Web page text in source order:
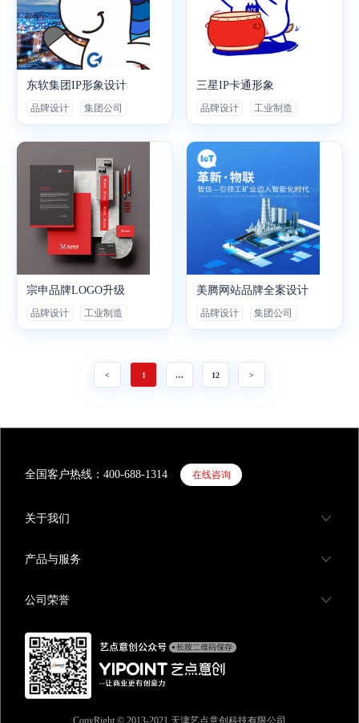
东软集团IP形象设计
品牌设计 集团公司
三星IP卡通形象
品牌设计 工业制造
宗申品牌LOGO升级
品牌设计 工业制造
美腾网站品牌全案设计
品牌设计 集团公司
< 1 … 12 >
全国客户热线：400-688-1314 在线咨询
关于我们
产品与服务
公司荣誉
CopyRight © 2013-2021 天津艺点意创科技有限公司